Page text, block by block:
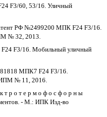
F3/60, 53/16. Уличный
РФ №2499200 МПК F24 F3/16.
№ 32, 2013.
F3/16. Мобильный уличный
МПК7 F24 F3/16.
№ 11, 2016.
р о т е р м о ф о с ф о р н ы
- М.: ИПК Изд-во